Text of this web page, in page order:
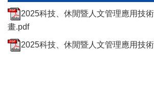
2025科技、休閒暨人文管理應用技
畫.pdf
2025科技、休閒暨人文管理應用技